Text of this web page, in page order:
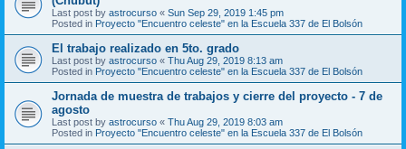
Last post by astrocurso « Sun Sep 29, 2019 1:45 pm
Posted in Proyecto "Encuentro celeste" en la Escuela 337 de El Bolsón
El trabajo realizado en 5to. grado
Last post by astrocurso « Thu Aug 29, 2019 8:13 am
Posted in Proyecto "Encuentro celeste" en la Escuela 337 de El Bolsón
Jornada de muestra de trabajos y cierre del proyecto - 7 de
agosto
Last post by astrocurso « Thu Aug 29, 2019 8:03 am
Posted in Proyecto "Encuentro celeste" en la Escuela 337 de El Bolsón